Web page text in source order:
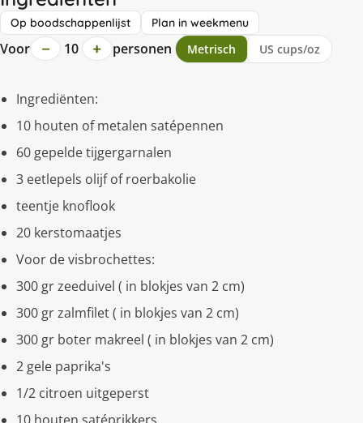
Op boodschappenlijst Plan in weekmenu
Voor − 10 + personen Metrisch US cups/oz
Ingrediënten:
10 houten of metalen satépennen
60 gepelde tijgergarnalen
3 eetlepels olijf of roerbakolie
teentje knoflook
20 kerstomaatjes
Voor de visbrochettes:
300 gr zeeduivel ( in blokjes van 2 cm)
300 gr zalmfilet ( in blokjes van 2 cm)
300 gr boter makreel ( in blokjes van 2 cm)
2 gele paprika's
1/2 citroen uitgeperst
10 houten satéprikkers